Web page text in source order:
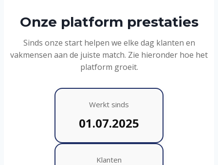
Onze platform prestaties
Sinds onze start helpen we elke dag klanten en
vakmensen aan de juiste match. Zie hieronder hoe het
platform groeit.
Werkt sinds
01.07.2025
Klanten